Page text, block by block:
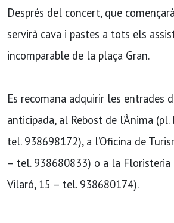
Després del concert, que
servirà cava i pastes a tots els
incomparable de la plaça Gran.
Es recomana adquirir les entrades
anticipada, al Rebost de l’Ànima (pl.
tel. 938698172), a l’Oficina de
– tel. 938680833) o a la Floristeria
Vilaró, 15 – tel. 938680174).